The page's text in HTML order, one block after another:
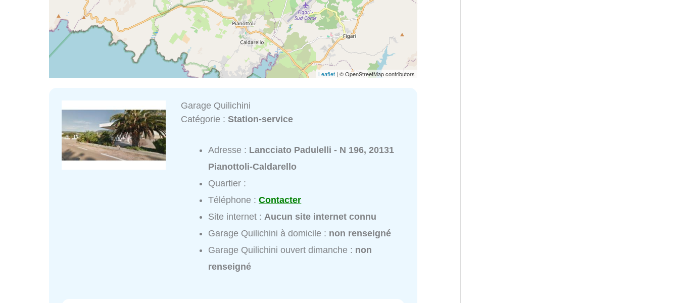
Leaflet | © OpenStreetMap contributors
Garage Quilichini
Catégorie :Station-service
Adresse : Lancciato Padulelli - N 196, 20131
Pianottoli-Caldarello
Quartier :
Téléphone :Contacter
Site internet :Aucun site internet connu
Garage Quilichini à domicile : non renseigné
Garage Quilichini ouvert dimanche : non
renseigné